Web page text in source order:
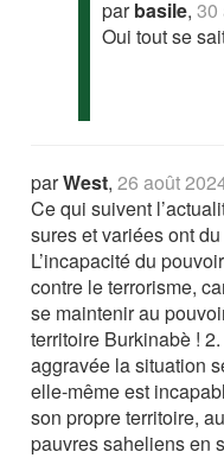
parbasile,30
Oui tout se
parWest,26 août
Ce qui suivent
sures et variées ont
L’incapacité du
contre le terrorisme,
se maintenir au
territoire Burkinabè !
aggravée la situation
elle-même est
son propre territoire,
pauvres saheliens en